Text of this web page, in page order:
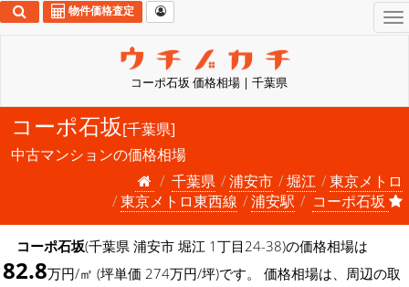
コーポ石坂 価格相場 | 千葉県
物件価格査定
コーポ石坂[千葉県]
中古マンションの価格相場
千葉県
浦安市 堀江
東京メトロ
東京メトロ東西線
浦安駅 コーポ石坂
コーポ石坂(千葉県 浦安市 堀江 1丁目24-38)の価格相場は
82.8万円/㎡ (坪単価 274万円/坪)です。 価格相場は、周辺の取